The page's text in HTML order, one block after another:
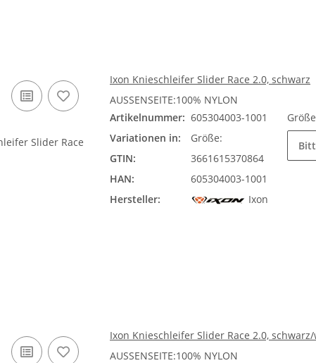
Ixon Knieschleifer Slider Race 2.0, schwarz
AUSSENSEITE:100% NYLON
Artikelnummer: 605304003-1001
Variationen in:
Größe:
GTIN:
3661615370864
HAN:
605304003-1001
Hersteller:
Ixon
Ixon Knieschleifer Slider Race 2.0,
AUSSENSEITE:100% NYLON